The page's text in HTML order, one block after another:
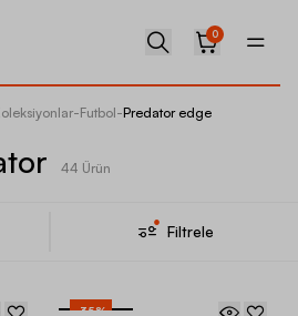
0
-Futbol-Predator edge
44 Ürün
Filtrele
-35%